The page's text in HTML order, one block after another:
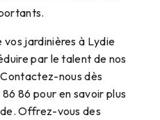
jardinières à Lydie
par le talent de nos
nous dès
86 pour en savoir plus
Offrez-vous des